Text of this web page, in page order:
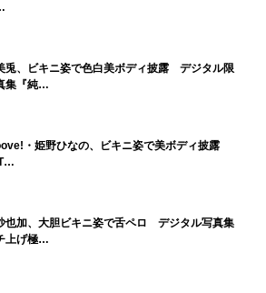
兎、ビキニ姿で色白美ボディ披露 デジタル限
集『純…
・姫野ひなの、ビキニ姿で美ボディ披露
也加、大胆ビキニ姿で舌ペロ デジタル写真集
上げ極…